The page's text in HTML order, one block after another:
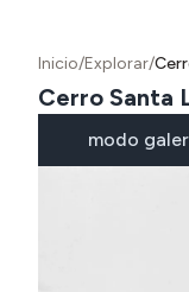
Inicio/Explorar/
Cerro Santa
modo